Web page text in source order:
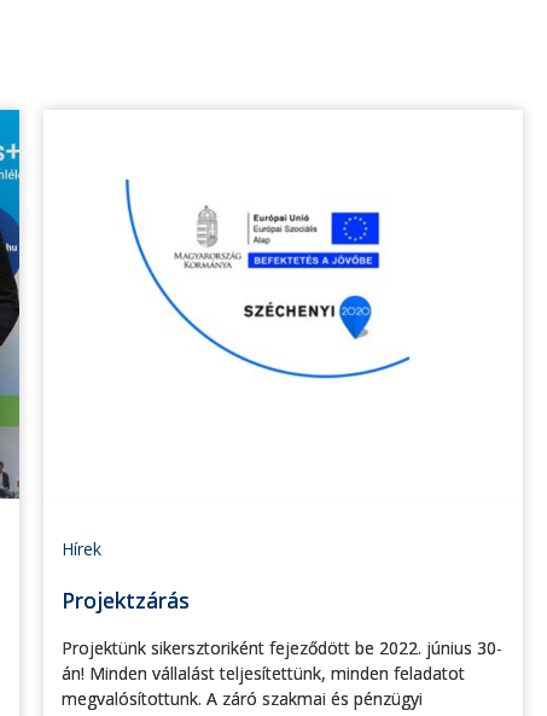
Hírek
Projektzárás
Projektünk sikersztoriként fejeződött be 2022. június 30-
án! Minden vállalást teljesítettünk, minden feladatot
megvalósítottunk. A záró szakmai és pénzügyi